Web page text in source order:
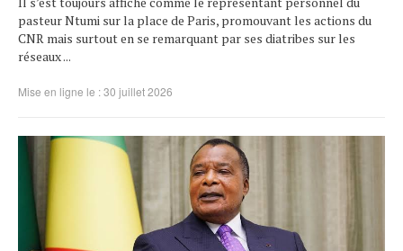
pasteur Ntumi sur la place de Paris, promouvant les actions du
CNR mais surtout en se remarquant par ses diatribes sur les
réseaux ...
Mise en ligne le : 30 juillet 2026